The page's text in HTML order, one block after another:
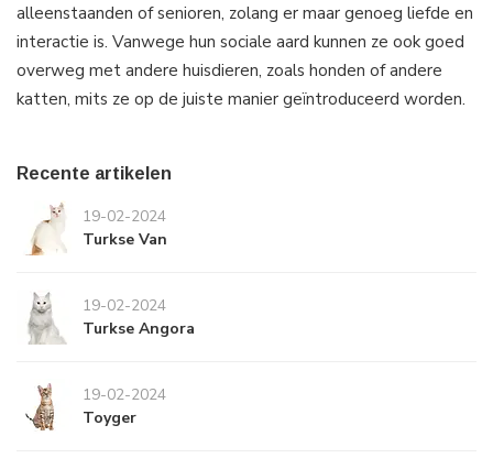
alleenstaanden of senioren, zolang er maar genoeg liefde en
interactie is. Vanwege hun sociale aard kunnen ze ook goed
overweg met andere huisdieren, zoals honden of andere
katten, mits ze op de juiste manier geïntroduceerd worden.
Recente artikelen
19-02-2024
Turkse Van
19-02-2024
Turkse Angora
19-02-2024
Toyger